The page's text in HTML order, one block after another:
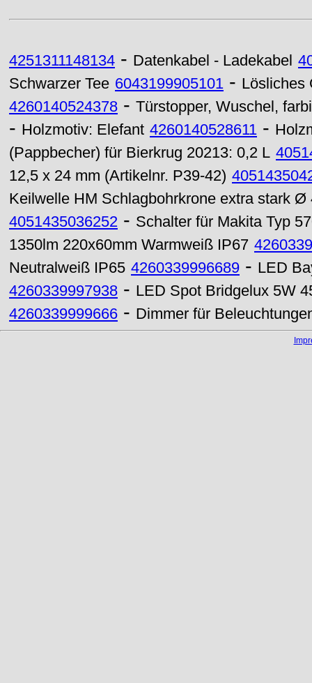
4251311148134 - Datenkabel - Ladekabel
Schwarzer Tee 6043199905101 - Lösliches
4260140524378 - Türstopper, Wuschel,
- Holzmotiv: Elefant 4260140528611 -
(Pappbecher) für Bierkrug 20213: 0,2 L
12,5 x 24 mm (Artikelnr. P39-42)
Keilwelle HM Schlagbohrkrone extra stark Ø
4051435036252 - Schalter für Makita Typ
1350lm 220x60mm Warmweiß IP67
Neutralweiß IP65 4260339996689 - LED
4260339997938 - LED Spot Bridgelux 5W
4260339999666 - Dimmer für